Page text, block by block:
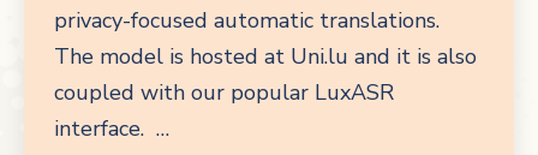
privacy-focused automatic translations.
The model is hosted at Uni.lu and it is also
coupled with our popular LuxASR
interface. …